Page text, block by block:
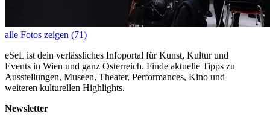
alle Fotos zeigen (71)
eSeL ist dein verlässliches Infoportal für Kunst, Kultur und
Events in Wien und ganz Österreich. Finde aktuelle Tipps zu
Ausstellungen, Museen, Theater, Performances, Kino und
weiteren kulturellen Highlights.
Newsletter